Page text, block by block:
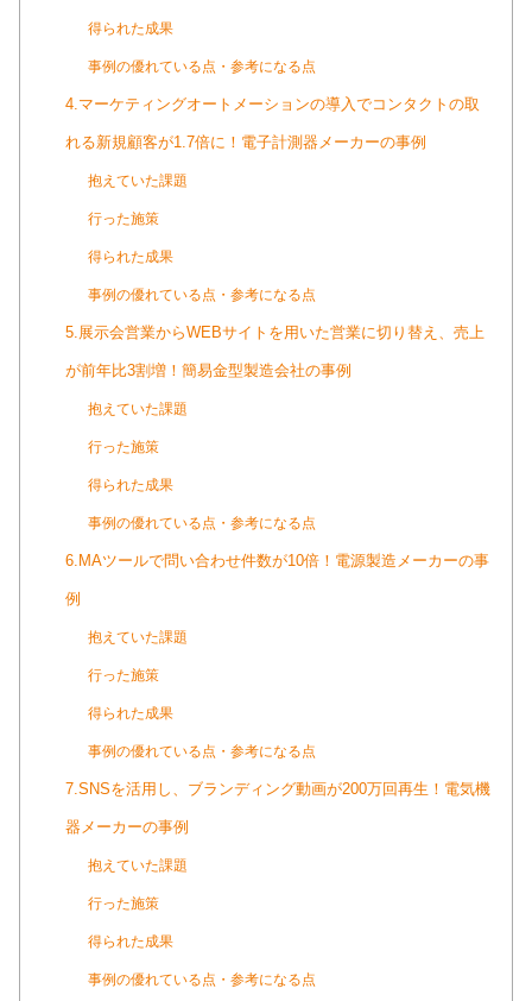
得られた成果
事例の優れている点・参考になる点
4.マーケティングオートメーションの導入でコンタクトの取
れる新規顧客が1.7倍に！電子計測器メーカーの事例
抱えていた課題
行った施策
得られた成果
事例の優れている点・参考になる点
5.展示会営業からWEBサイトを用いた営業に切り替え、売上
が前年比3割増！簡易金型製造会社の事例
抱えていた課題
行った施策
得られた成果
事例の優れている点・参考になる点
6.MAツールで問い合わせ件数が10倍！電源製造メーカーの事
例
抱えていた課題
行った施策
得られた成果
事例の優れている点・参考になる点
7.SNSを活用し、ブランディング動画が200万回再生！電気機
器メーカーの事例
抱えていた課題
行った施策
得られた成果
事例の優れている点・参考になる点